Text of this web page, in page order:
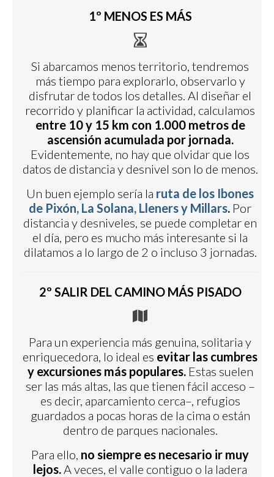
1º MENOS ES MÁS
Si abarcamos menos territorio, tendremos
más tiempo para explorarlo, observarlo y
disfrutar de todos los detalles. Al diseñar el
recorrido y planificar la actividad, calculamos
entre 10 y 15 km con 1.000 metros de
ascensión acumulada por jornada.
Evidentemente, no hay que olvidar que los
datos de distancia y desnivel son lo de menos.
Un buen ejemplo sería la ruta de los Ibones
de Pixón, La Solana, Lleners y Millars. Por
distancia y desniveles, se puede completar en
el día, pero es mucho más interesante si la
dilatamos a lo largo de 2 o incluso 3 jornadas.
2º SALIR DEL CAMINO MÁS PISADO
Para un experiencia más genuina, solitaria y
enriquecedora, lo ideal es evitar las cumbres
y excursiones más populares. Estas suelen
ser las más altas, las que tienen fácil acceso –
es decir, aparcamiento cerca–, refugios
guardados a pocas horas de la cima o están
dentro de parques nacionales.
Para ello, no siempre es necesario ir muy
lejos.A veces, el valle contiguo o la ladera